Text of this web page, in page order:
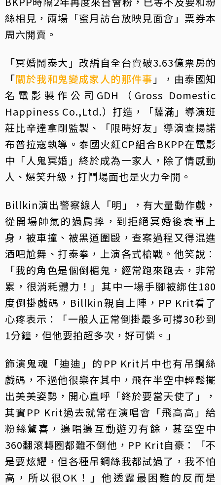
絲相見，兩場「蜜月訪台放映見面會」票券本
周六開賣。
「冥婚鬧泰大」改編自全台賣破3.63億票房的
「關於我和鬼變成家人的那件事 」，由泰國知
名電影製作公司GDH（Gross Domestic
Happiness Co.,Ltd.）打造，「薩滿」導演班
莊比辛達拿剛監製、「限時好友」導演查揚諾
布普拉寇執導。泰國火紅CP組合BKPP在電影
中「人鬼冥婚」終於成為一家人，除了情感動
人、爆笑升級，打鬥場面也是火力全開。
Billkin演出警察線人「明」，有大量動作戲，
從開場帥氣的過肩摔，到拒絕冥婚後衰事上
身，被車撞、被黑道圍毆，查案過程又得混進
酒吧尬舞、打泰拳，上演各式槍戰。他笑說：
「我的角色是個倒楣鬼，經常跑來跑去，非常
累，很消耗體力！」其中一場手腳被綁住180
度倒掛戲碼，Billkin親自上陣，PP Krit看了
心疼表示：「一般人正常倒掛最多可撐30秒到
1分鐘，但他要拍超多次，好可憐。」
飾演鬼魂「迪迪」的PP Krit片中也有吊鋼絲
戲碼，不過他很樂在其中，飛在半空中輕鬆擺
出美美姿勢，開心直呼「終於要當天使了」，
其實PP Krit過去就常在演唱會「飛高高」給
粉絲驚喜，邊唱邊互動遊刃有餘，甚至空中
360翻滾轉圈都難不倒他，PP Krit自豪：「不
是要炫耀，但各種吊鋼絲我都試過了，我不怕
高，所以很OK！」他透露最困難的反而是